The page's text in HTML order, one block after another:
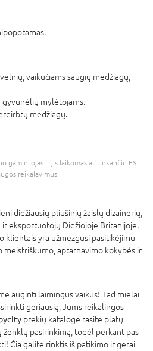
vaikučiams saugių medžiagų,
gyvūnėlių mylėtojams.
medžiagų.
gamintojas ir jis laikomas atitinkančiu ES
reikalavimus.
didžiausių pliušinių žaislų dizainerių,
eksportuotojų Didžiojoje Britanijoje.
klientais yra užmezgusi pasitikėjimu
meistriškumo, aptarnavimo kokybės ir
auginti laimingus vaikus! Tad mielai
geriausią, Jums reikalingos
prekių kataloge rasite platų
ženklų pasirinkimą, todėl perkant pas
Čia galite rinktis iš patikimo ir gerai